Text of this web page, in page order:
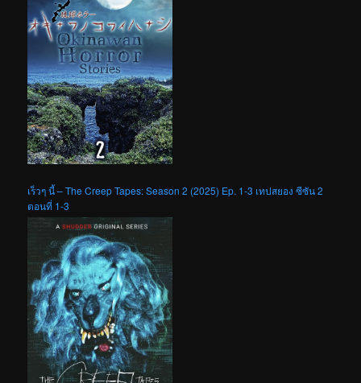
เร็วๆ นี้ – The Creep Tapes: Season 2 (2025) Ep. 1-3 เทปสยอง ซีซัน 2
ตอนที่ 1-3